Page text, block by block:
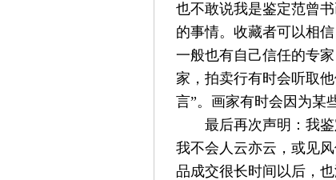
也不敢说我是鉴定范曾
的事情。收藏者可以相
一般也有自己信任的专
家，拍卖行有时会听取
言”。画家有时会因为某
最后再次声明：我
我不会人云亦云，或见
品成交很长时间以后，